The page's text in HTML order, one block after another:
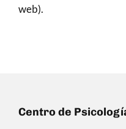
web).
Centro de